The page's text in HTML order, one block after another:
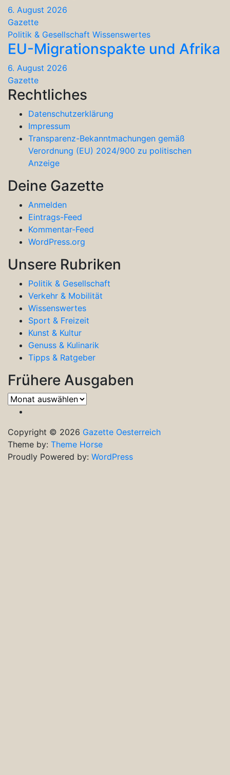
6. August 2026
Gazette
Politik & Gesellschaft Wissenswertes
EU-Migrationspakte und Afrika
6. August 2026
Gazette
Rechtliches
Datenschutzerklärung
Impressum
Transparenz-Bekanntmachungen gemäß
Verordnung (EU) 2024/900 zu politischen
Anzeige
Deine Gazette
Anmelden
Eintrags-Feed
Kommentar-Feed
WordPress.org
Unsere Rubriken
Politik & Gesellschaft
Verkehr & Mobilität
Wissenswertes
Sport & Freizeit
Kunst & Kultur
Genuss & Kulinarik
Tipps & Ratgeber
Frühere Ausgaben
Frühere
Ausgaben
Copyright © 2026 Gazette Oesterreich
Theme by: Theme Horse
Proudly Powered by: WordPress